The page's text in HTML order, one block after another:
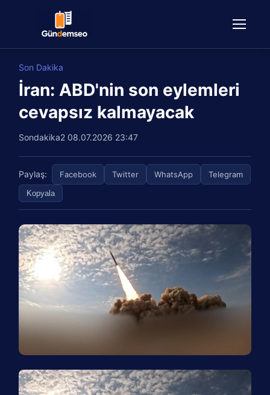
Son Dakika
İran: ABD'nin son eylemleri
cevapsız kalmayacak
Sondakika2 08.07.2026 23:47
Paylaş: Facebook Twitter WhatsApp Telegram
Kopyala